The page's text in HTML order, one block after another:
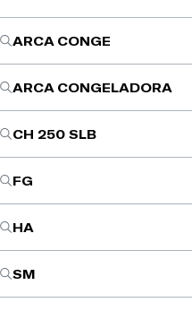
ARCA CONGE
ARCA CONGELADORA
CH 250 SLB
FG
HA
SM